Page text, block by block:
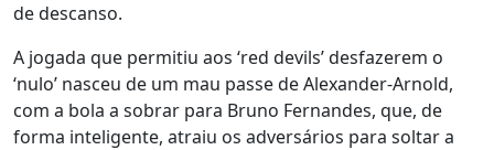
de descanso.
A jogada que permitiu aos ‘red devils’ desfazerem o
‘nulo’ nasceu de um mau passe de Alexander-Arnold,
com a bola a sobrar para Bruno Fernandes, que, de
forma inteligente, atraiu os adversários para soltar a